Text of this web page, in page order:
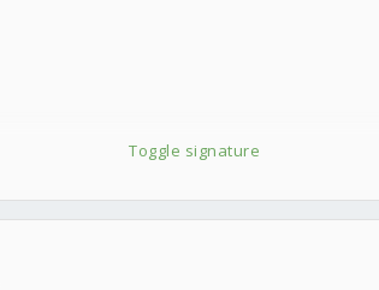
Toggle signature